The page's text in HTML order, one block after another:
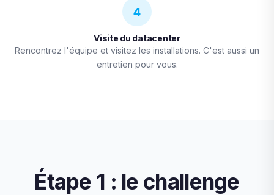
4
Visite du datacenter
Rencontrez l'équipe et visitez les installations. C'est aussi un
entretien pour vous.
Étape 1 : le challenge